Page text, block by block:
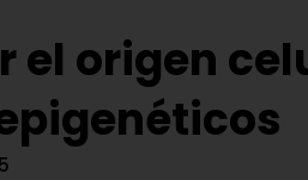
el origen